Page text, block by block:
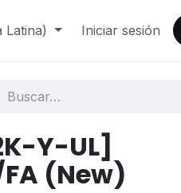
Latina) Iniciar sesión
Y-UL]
FA (New)